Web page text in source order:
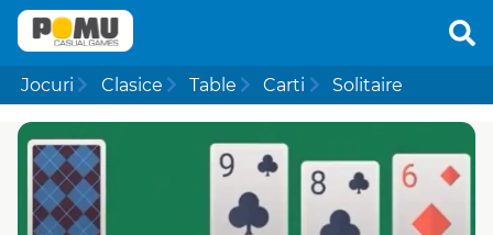
Jocuri Clasice Table Carti Solitaire